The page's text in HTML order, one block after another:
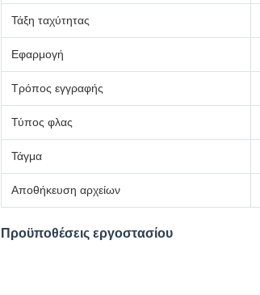
Τάξη ταχύτητας
Εφαρμογή
Τρόπος εγγραφής
Τύπος φλας
Τάγμα
Αποθήκευση αρχείων
Προϋποθέσεις εργοστασίου